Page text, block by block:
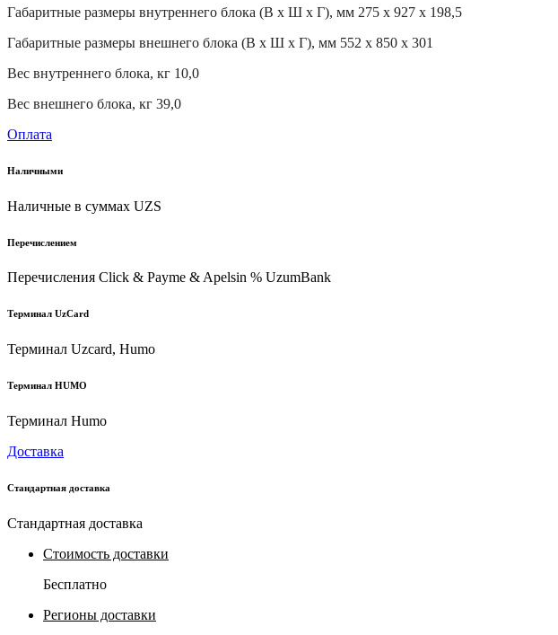
Габаритные размеры внутреннего блока (В х Ш х Г), мм 275 х 927 х 198,5
Габаритные размеры внешнего блока (В х Ш х Г), мм 552 х 850 х 301
Вес внутреннего блока, кг 10,0
Вес внешнего блока, кг 39,0
Оплата
Наличными
Наличные в суммах UZS
Перечислением
Перечисления Click & Payme & Apelsin % UzumBank
Терминал UzCard
Терминал Uzcard, Humo
Терминал HUMO
Терминал Humo
Доставка
Стандартная доставка
Стандартная доставка
Стоимость доставки
Бесплатно
Регионы доставки